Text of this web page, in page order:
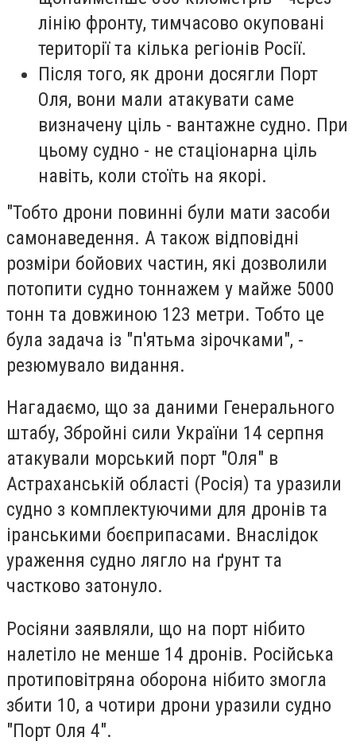
лінію фронту, тимчасово окуповані
території та кілька регіонів Росії.
Після того, як дрони досягли Порт
Оля, вони мали атакувати саме
визначену ціль - вантажне судно. При
цьому судно - не стаціонарна ціль
навіть, коли стоїть на якорі.
"Тобто дрони повинні були мати засоби
самонаведення. А також відповідні
розміри бойових частин, які дозволили
потопити судно тоннажем у майже 5000
тонн та довжиною 123 метри. Тобто це
була задача із "п'ятьма зірочками", -
резюмувало видання.
Нагадаємо, що за даними Генерального
штабу, Збройні сили України 14 серпня
атакували морський порт "Оля" в
Астраханській області (Росія) та уразили
судно з комплектуючими для дронів та
іранськими боєприпасами. Внаслідок
ураження судно лягло на ґрунт та
частково затонуло.
Росіяни заявляли, що на порт нібито
налетіло не менше 14 дронів. Російська
протиповітряна оборона нібито змогла
збити 10, а чотири дрони уразили судно
"Порт Оля 4".